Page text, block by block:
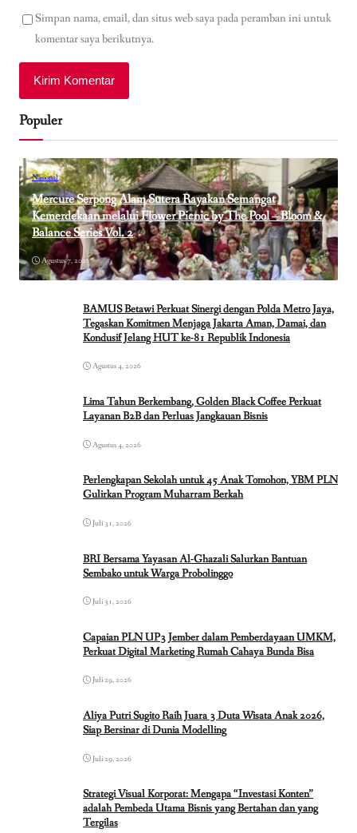
Simpan nama, email, dan situs web saya pada peramban ini untuk
komentar saya berikutnya.
Populer
Nasional
Mercure Serpong Alam Sutera Rayakan Semangat
Kemerdekaan melalui Flower Picnic by The Pool – Bloom &
Balance Series Vol. 2
Agustus 7, 2026
BAMUS Betawi Perkuat Sinergi dengan Polda Metro Jaya,
Tegaskan Komitmen Menjaga Jakarta Aman, Damai, dan
Kondusif Jelang HUT ke-81 Republik Indonesia
Agustus 4, 2026
Lima Tahun Berkembang, Golden Black Coffee Perkuat
Layanan B2B dan Perluas Jangkauan Bisnis
Agustus 4, 2026
Perlengkapan Sekolah untuk 45 Anak Tomohon, YBM PLN
Gulirkan Program Muharram Berkah
Juli 31, 2026
BRI Bersama Yayasan Al-Ghazali Salurkan Bantuan
Sembako untuk Warga Probolinggo
Juli 31, 2026
Capaian PLN UP3 Jember dalam Pemberdayaan UMKM,
Perkuat Digital Marketing Rumah Cahaya Bunda Bisa
Juli 29, 2026
Aliya Putri Sugito Raih Juara 3 Duta Wisata Anak 2026,
Siap Bersinar di Dunia Modelling
Juli 29, 2026
Strategi Visual Korporat: Mengapa “Investasi Konten”
adalah Pembeda Utama Bisnis yang Bertahan dan yang
Tergilas